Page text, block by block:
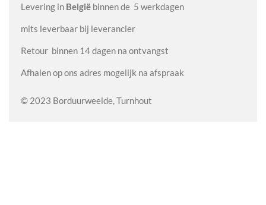
Levering in België binnen de 5 werkdagen
mits leverbaar bij leverancier
Retour binnen 14 dagen na ontvangst
Afhalen op ons adres mogelijk na afspraak
© 2023 Borduurweelde, Turnhout